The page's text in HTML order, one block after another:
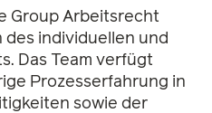
Group Arbeitsrecht
des individuellen und
Das Team verfügt
Prozesserfahrung in
sowie der